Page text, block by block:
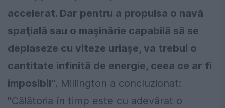
accelerat. Dar pentru a propulsa o navă
spaţială sau o maşinărie capabilă să se
deplaseze cu viteze uriaşe, va trebui o
cantitate infinită de energie, ceea ce ar fi
imposibil''. Millington a concluzionat:
''Călătoria în timp este cu adevărat o